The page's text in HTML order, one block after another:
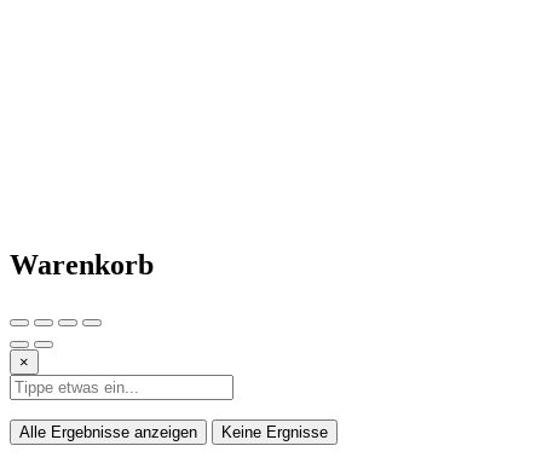
Warenkorb
×
Alle Ergebnisse anzeigen Keine Ergnisse